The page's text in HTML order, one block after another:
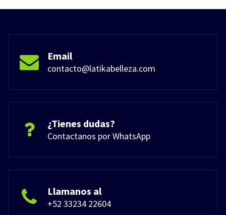
Email
contacto@latikabelleza.com
¿Tienes dudas?
Contactanos por WhatsApp
Llamanos al
+52 33234 22604